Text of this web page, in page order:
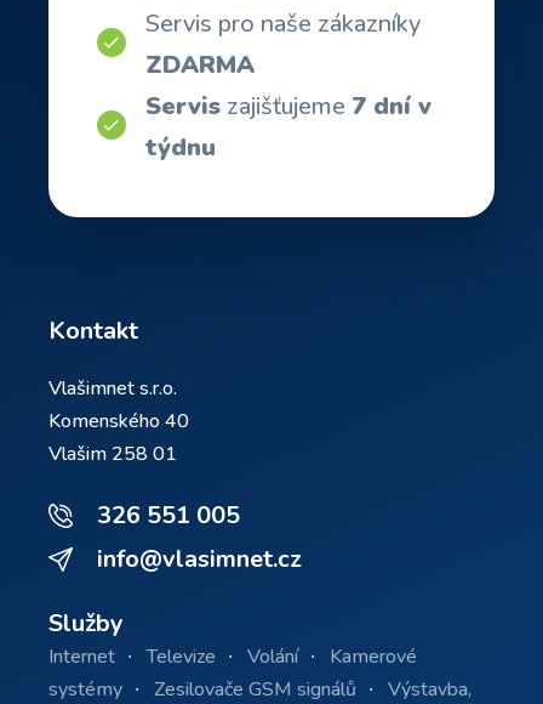
Servis pro naše zákazníky
ZDARMA
Servis zajišťujeme 7 dní v
týdnu
Kontakt
Vlašimnet s.r.o.
Komenského 40
Vlašim 258 01
326 551 005
info@vlasimnet.cz
Služby
Internet Televize Volání
Kamerové
systémy
Zesilovače GSM signálů
Výstavba,